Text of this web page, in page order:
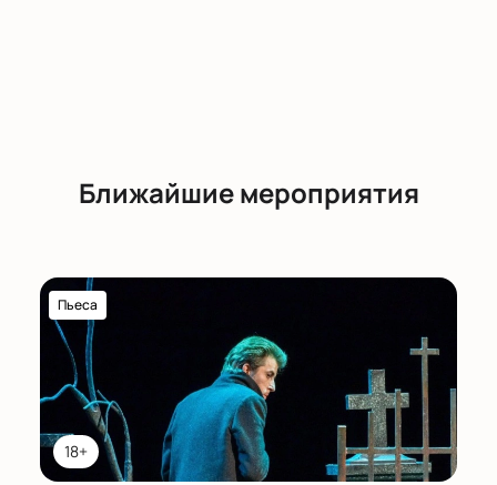
Ближайшие мероприятия
18+
Пьеса